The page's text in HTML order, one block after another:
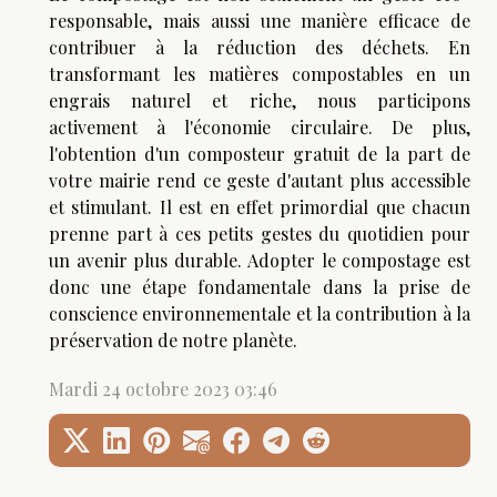
responsable, mais aussi une manière efficace de
contribuer à la réduction des déchets. En
transformant les matières compostables en un
engrais naturel et riche, nous participons
activement à l'économie circulaire. De plus,
l'obtention d'un composteur gratuit de la part de
votre mairie rend ce geste d'autant plus accessible
et stimulant. Il est en effet primordial que chacun
prenne part à ces petits gestes du quotidien pour
un avenir plus durable. Adopter le compostage est
donc une étape fondamentale dans la prise de
conscience environnementale et la contribution à la
préservation de notre planète.
Mardi 24 octobre 2023 03:46